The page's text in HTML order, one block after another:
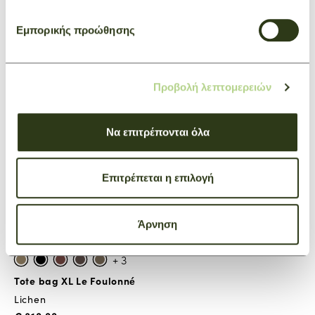
Εμπορικής προώθησης
Προβολή λεπτομερειών
Να επιτρέπονται όλα
Επιτρέπεται η επιλογή
Άρνηση
+ 3
Tote bag XL Le Foulonné
Lichen